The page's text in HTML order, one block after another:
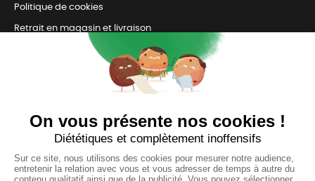
Politique de cookies
Retrait en magasin et livraison
Nous sommes connectés
pour répondre à tous vos besoins
SUIVEZ-NOUS